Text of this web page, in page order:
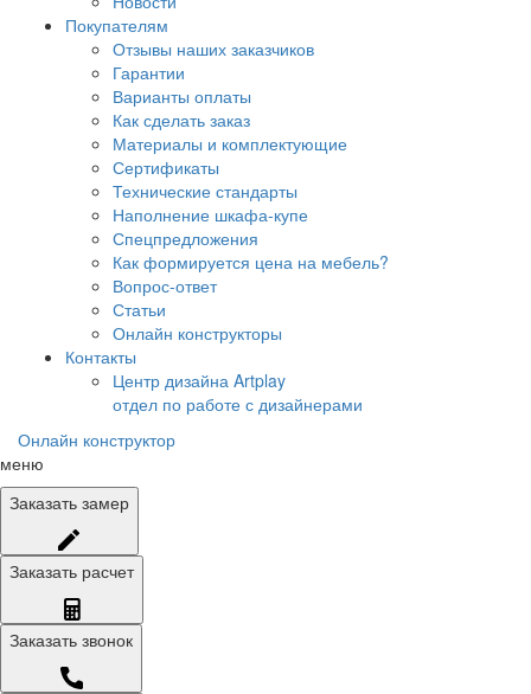
Покупателям
Отзывы наших заказчиков
Гарантии
Варианты оплаты
Как сделать заказ
Материалы и комплектующие
Сертификаты
Технические стандарты
Наполнение шкафа-купе
Спецпредложения
Как формируется цена на мебель?
Вопрос-ответ
Статьи
Онлайн конструкторы
Контакты
Центр дизайна Artplay
отдел по работе с дизайнерами
Онлайн конструктор
меню
Заказать замер
Заказать расчет
Заказать звонок